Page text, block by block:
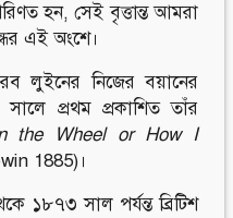
হন, সেই বৃত্তান্ত আমরা
এই অংশে।
লুইনের নিজের বয়ানের
প্রথম প্রকাশিত তাঁর
the Wheel or How I
1885)।
১৮৭৩ সাল পর্যন্ত ব্রিটিশ